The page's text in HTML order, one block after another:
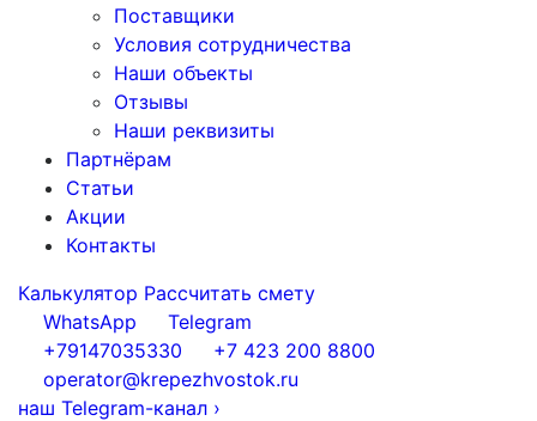
Поставщики
Условия сотрудничества
Наши объекты
Отзывы
Наши реквизиты
Партнёрам
Статьи
Акции
Контакты
Калькулятор Рассчитать смету
WhatsApp
Telegram
+79147035330
+7 423 200 8800
operator@krepezhvostok.ru
наш Telegram-канал ›